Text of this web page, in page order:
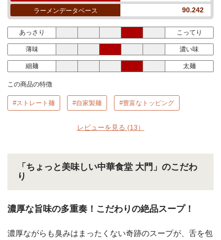
ラーメンデータベース 90.242
あっさり こってり
薄味 濃い味
細麺 太麺
この商品の特徴
#ストレート麺 #自家製麺 #豊富なトッピング
レビューを見る (13）
「ちょっと美味しい中華食堂 大門」のこだわ
り
濃厚な旨味の多重奏！こだわりの絶品スープ！
濃厚ながらも臭みはまったくない奇跡のスープが、舌を包